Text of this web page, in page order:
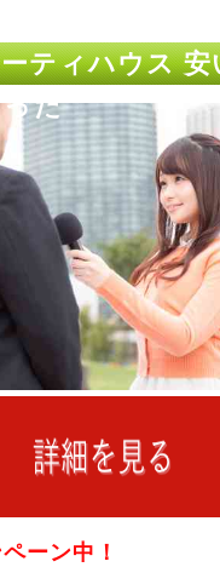
ティハウス 安
った
ーン中！